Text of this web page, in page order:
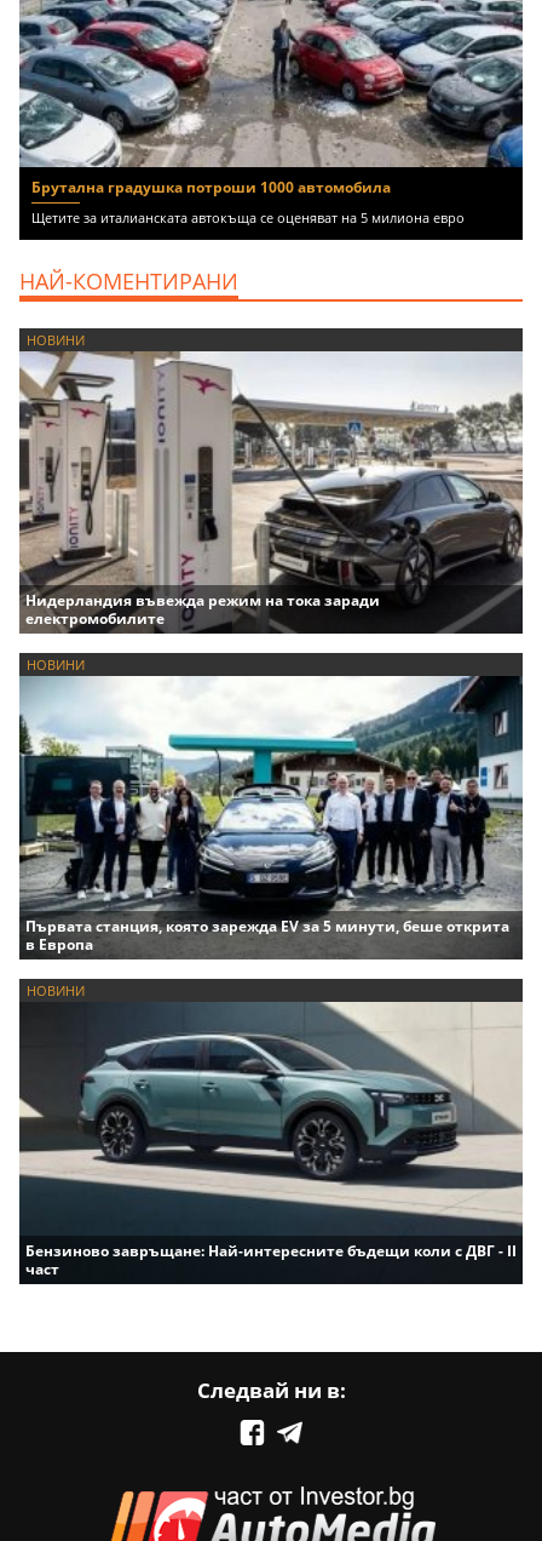
Брутална градушка потроши 1000 автомобила
Щетите за италианската автокъща се оценяват на 5 милиона евро
НАЙ-КОМЕНТИРАНИ
НОВИНИ
Нидерландия въвежда режим на тока заради
електромобилите
НОВИНИ
Първата станция, която зарежда EV за 5 минути, беше открита
в Европа
НОВИНИ
Бензиново завръщане: Най-интересните бъдещи коли с ДВГ - II
част
Следвай ни в: